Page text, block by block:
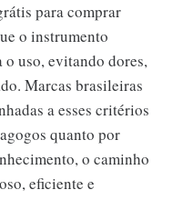
para comprar
o instrumento
o uso, evitando dores,
Marcas brasileiras
a esses critérios
quanto por
o caminho
eficiente e